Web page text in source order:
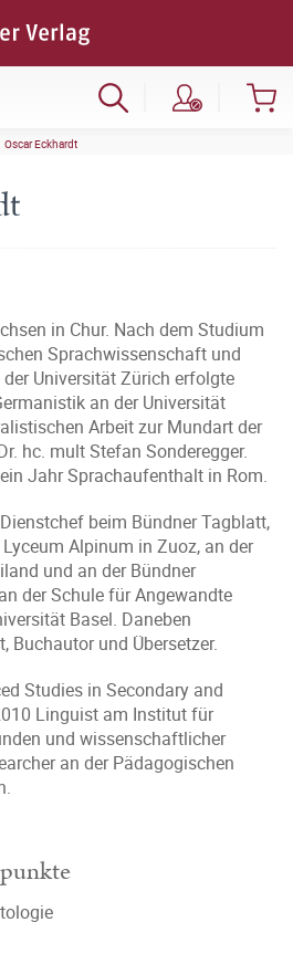
Oscar Eckhardt
in Chur. Nach dem Studium
Sprachwissenschaft und
Universität Zürich erfolgte
an der Universität
Arbeit zur Mundart der
hc. mult Stefan Sonderegger.
Jahr Sprachaufenthalt in Rom.
beim Bündner Tagblatt,
Alpinum in Zuoz, an der
und an der Bündner
der Schule für Angewandte
Basel. Daneben
Buchautor und Übersetzer.
Studies in Secondary and
Linguist am Institut für
und wissenschaftlicher
an der Pädagogischen